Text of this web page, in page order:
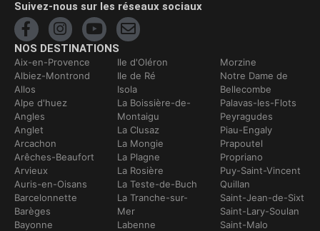
Suivez-nous sur les réseaux sociaux
NOS DESTINATIONS
Aix-en-Provence
Albiez-Montrond
Allos
Alpe d'huez
Angles
Anglet
Arcachon
Arêches-Beaufort
Arvieux
Auris-en-Oisans
Barcelonnette
Barèges
Bayonne
Ile d'Oléron
Ile de Ré
Isola
La Boissière-de-
Montaigu
La Clusaz
La Mongie
La Plagne
La Rosière
La Teste-de-Buch
La Tranche-sur-
Mer
Labenne
Morzine
Notre Dame de
Bellecombe
Palavas-les-Flots
Peyragudes
Piau-Engaly
Prapoutel
Propriano
Puy-Saint-Vincent
Quillan
Saint-Jean-de-Sixt
Saint-Lary-Soulan
Saint-Malo